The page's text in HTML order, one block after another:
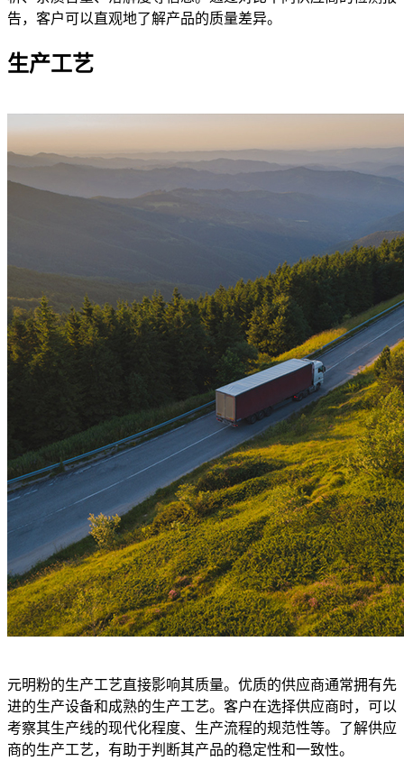
告，客户可以直观地了解产品的质量差异。
生产工艺
元明粉的生产工艺直接影响其质量。优质的供应商通常拥有先
进的生产设备和成熟的生产工艺。客户在选择供应商时，可以
考察其生产线的现代化程度、生产流程的规范性等。了解供应
商的生产工艺，有助于判断其产品的稳定性和一致性。